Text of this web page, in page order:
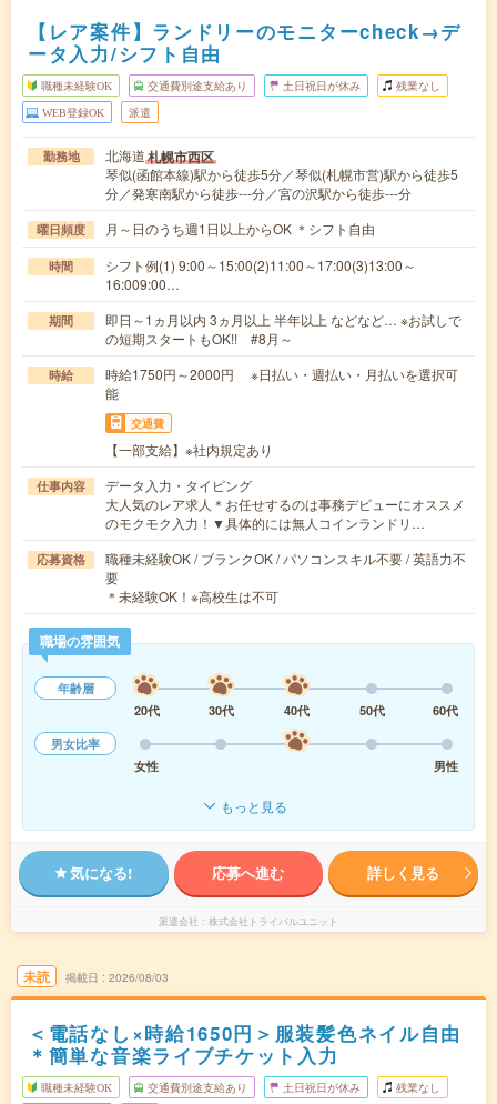
【レア案件】ランドリーのモニターcheck→デ
ータ入力/シフト自由
職種未経験OK 交通費別途支給あり 土日祝日が休み 残業なし
WEB登録OK 派遣
勤務地 北海道札幌市西区
琴似(函館本線)駅から徒歩5分／琴似(札幌市営)駅から徒歩5
分／発寒南駅から徒歩---分／宮の沢駅から徒歩---分
曜日頻度 月～日のうち週1日以上からOK ＊シフト自由
時間
シフト例(1) 9:00～15:00(2)11:00～17:00(3)13:00～
16:009:00…
期間
即日～1ヵ月以内 3ヵ月以上 半年以上 などなど… ※お試しで
の短期スタートもOK!! #8月～
時給
時給1750円～2000円 ※日払い・週払い・月払いを選択可
能
交通費
【一部支給】※社内規定あり
仕事内容
データ入力・タイピング
大人気のレア求人＊お任せするのは事務デビューにオススメ
のモクモク入力！▼具体的には無人コインランドリ…
応募資格
職種未経験OK / ブランクOK / パソコンスキル不要 / 英語力不
要
＊未経験OK！※高校生は不可
職場の雰囲気
年齢層
20代
30代 40代 50代
60代
男女比率
女性
男性
もっと見る
気になる! 応募へ進む 詳しく見る
派遣会社 株式会社トライバルユニット
未読 掲載日 2026/08/03
＜電話なし×時給1650円＞服装髪色ネイル自由
＊簡単な音楽ライブチケット入力
職種未経験OK 交通費別途支給あり 土日祝日が休み 残業なし